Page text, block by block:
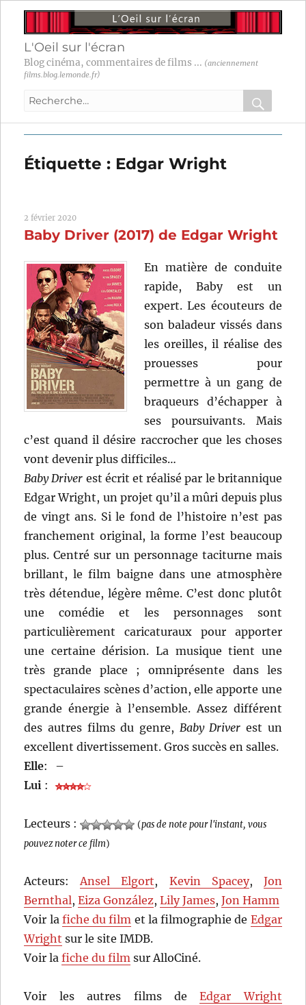
L'Oeil sur l'écran
Blog cinéma, commentaires de films ... (anciennement
films.blog.lemonde.fr)
Recherche
:
OK
Étiquette : Edgar Wright
2 février 2020
Baby Driver (2017) de Edgar Wright
En matière de conduite
rapide, Baby est un
expert. Les écouteurs de
son baladeur vissés dans
les oreilles, il réalise des
prouesses pour
permettre à un gang de
braqueurs d’échapper à
ses poursuivants. Mais
c’est quand il désire raccrocher que les choses
vont devenir plus difficiles…
Baby Driver est écrit et réalisé par le britannique
Edgar Wright, un projet qu’il a mûri depuis plus
de vingt ans. Si le fond de l’histoire n’est pas
franchement original, la forme l’est beaucoup
plus. Centré sur un personnage taciturne mais
brillant, le film baigne dans une atmosphère
très détendue, légère même. C’est donc plutôt
une comédie et les personnages sont
particulièrement caricaturaux pour apporter
une certaine dérision. La musique tient une
très grande place ; omniprésente dans les
spectaculaires scènes d’action, elle apporte une
grande énergie à l’ensemble. Assez différent
des autres films du genre, Baby Driver est un
excellent divertissement. Gros succès en salles.
Elle:
–
Lui :
Lecteurs : (pas de note pour l'instant, vous
pouvez noter ce film)
Acteurs:Ansel Elgort, Kevin Spacey, Jon
Bernthal,Eiza González,Lily James,Jon Hamm
Voir la fiche du film et la filmographie de Edgar
Wright sur le site IMDB.
Voir lafiche du film sur AlloCiné.
Voir les autres films deEdgar Wright